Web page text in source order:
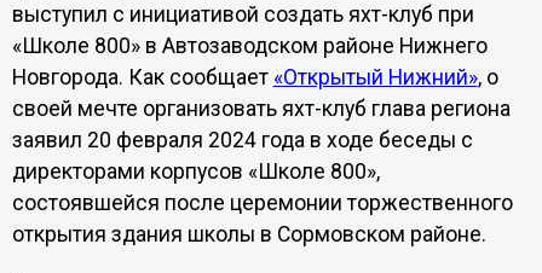
выступил с инициативой создать яхт-клуб при
«Школе 800» в Автозаводском районе Нижнего
Новгорода. Как сообщает «Открытый Нижний», о
своей мечте организовать яхт-клуб глава региона
заявил 20 февраля 2024 года в ходе беседы с
директорами корпусов «Школе 800»,
состоявшейся после церемонии торжественного
открытия здания школы в Сормовском районе.